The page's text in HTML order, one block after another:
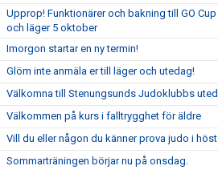
Upprop! Funktionärer och bakning till GO
och läger 5 oktober
Imorgon startar en ny termin!
Glöm inte anmäla er till läger och utedag!
Välkomna till Stenungsunds Judoklubbs
Välkommen på kurs i falltrygghet för äldre
Vill du eller någon du känner prova judo i
Sommarträningen börjar nu på onsdag.